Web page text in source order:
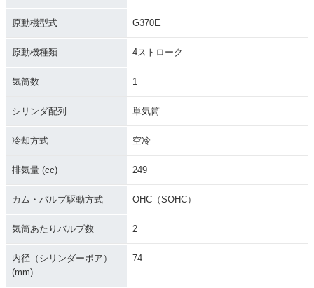
原動機型式 G370E
原動機種類 4ストローク
気筒数 1
シリンダ配列 単気筒
冷却方式 空冷
排気量 (cc) 249
カム・バルブ駆動方式 OHC（SOHC）
気筒あたりバルブ数 2
内径（シリンダーボア）
(mm)
74